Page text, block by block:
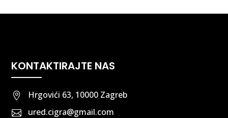
KONTAKTIRAJTE NAS
 Hrgovići 63, 10000 Zagreb
 ured.cigra@gmail.com